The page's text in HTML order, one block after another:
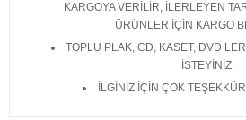
KARGOYA VERİLİR, İLERLEYEN
ÜRÜNLER İÇİN KARGO
TOPLU PLAK, CD, KASET, DVD
İSTEYİNİZ.
İLGİNİZ İÇİN ÇOK